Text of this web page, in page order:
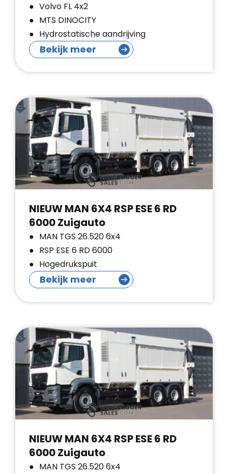
Volvo FL 4x2
MTS DINOCITY
Hydrostatische aandrijving
Bekijk meer
NIEUW MAN 6X4 RSP ESE 6 RD
6000 Zuigauto
MAN TGS 26.520 6x4
RSP ESE 6 RD 6000
Hogedrukspuit
Bekijk meer
NIEUW MAN 6X4 RSP ESE 6 RD
6000 Zuigauto
MAN TGS 26.520 6x4